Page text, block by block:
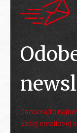
Odoberajte
Vašej emailovej